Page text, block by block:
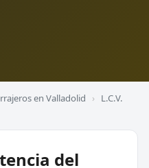
en Valladolid › L.C.V.
del